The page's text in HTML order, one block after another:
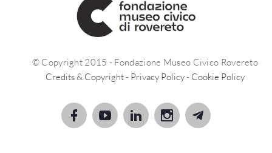
© Copyright 2015 - Fondazione Museo Civico Rovereto
Credits & Copyright- Privacy Policy- Cookie Policy